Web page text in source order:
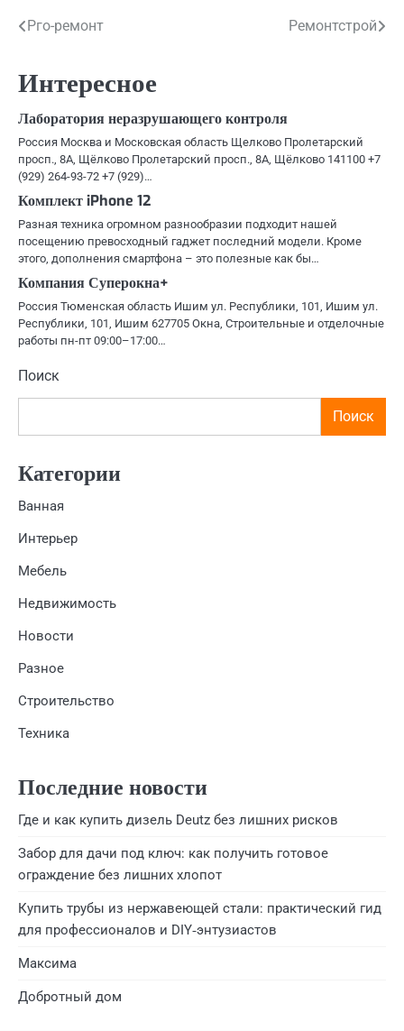
Навигация
записям
Рго-ремонт Ремонтстрой
Интересное
Лаборатория неразрушающего контроля
Россия Москва и Московская область Щелково Пролетарский
просп., 8А, Щёлково Пролетарский просп., 8А, Щёлково 141100 +7
(929) 264-93-72 +7 (929)…
Комплект iPhone 12
Разная техника огромном разнообразии подходит нашей
посещению превосходный гаджет последний модели. Кроме
этого, дополнения смартфона – это полезные как бы…
Компания Суперокна+
Россия Тюменская область Ишим ул. Республики, 101, Ишим ул.
Республики, 101, Ишим 627705 Окна, Строительные и отделочные
работы пн-пт 09:00–17:00…
Поиск
Поиск
Категории
Ванная
Интерьер
Мебель
Недвижимость
Новости
Разное
Строительство
Техника
Последние новости
Где и как купить дизель Deutz без лишних рисков
Забор для дачи под ключ: как получить готовое
ограждение без лишних хлопот
Купить трубы из нержавеющей стали: практический гид
для профессионалов и DIY‑энтузиастов
Максима
Добротный дом